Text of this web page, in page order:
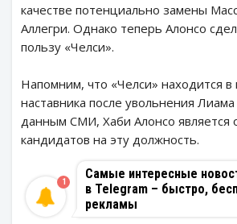
качестве потенциально замены
Аллегри. Однако теперь Алонсо
пользу «Челси».
Напомним, что «Челси» находится в
наставника после увольнения
данным СМИ, Хаби Алонсо является
кандидатов на эту должность.
Самые интересные
в Telegram – быстро,
рекламы
1